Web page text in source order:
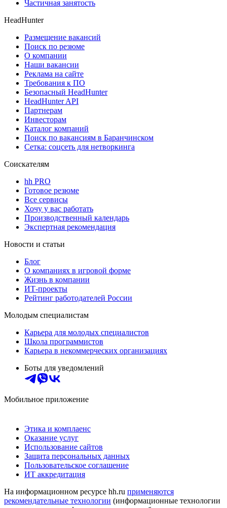
Частичная занятость
HeadHunter
Размещение вакансий
Поиск по резюме
О компании
Наши вакансии
Реклама на сайте
Требования к ПО
Безопасный HeadHunter
HeadHunter API
Партнерам
Инвесторам
Каталог компаний
Поиск по вакансиям в Баранчинском
Сетка: соцсеть для нетворкинга
Соискателям
hh PRO
Готовое резюме
Все сервисы
Хочу у вас работать
Производственный календарь
Экспертная рекомендация
Новости и статьи
Блог
О компаниях в игровой форме
Жизнь в компании
ИТ-проекты
Рейтинг работодателей России
Молодым специалистам
Карьера для молодых специалистов
Школа программистов
Карьера в некоммерческих организациях
Боты для уведомлений
Мобильное приложение
Этика и комплаенс
Оказание услуг
Использование сайтов
Защита персональных данных
Пользовательское соглашение
ИТ аккредитация
На информационном ресурсе hh.ru применяются
рекомендательные технологии (информационные технологии